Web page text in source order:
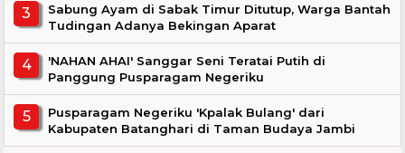
Sabung Ayam di Sabak Timur Ditutup, Warga Bantah
Tudingan Adanya Bekingan Aparat
'NAHAN AHAI' Sanggar Seni Teratai Putih di
Panggung Pusparagam Negeriku
Pusparagam Negeriku 'Kpalak Bulang' dari
Kabupaten Batanghari di Taman Budaya Jambi